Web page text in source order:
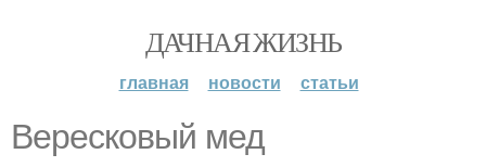
ДАЧНАЯ ЖИЗНЬ
главная новости статьи
Вересковый мед